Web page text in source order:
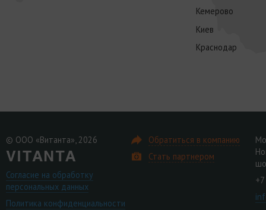
Кемерово
Киев
Краснодар
© ООО «Витанта», 2026
Согласие на обработку
персональных данных
Политика конфиденциальности
Обратиться в компанию
Стать партнером